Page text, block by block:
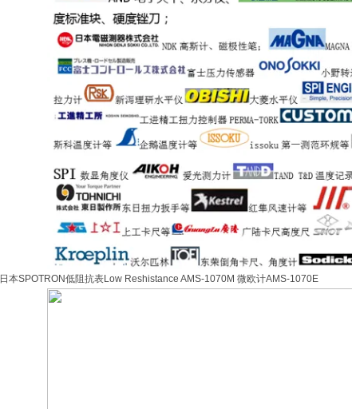
日本SPOTRON低阻抗表Low Reshistance AMS-1070M 微欧计AMS-1070E